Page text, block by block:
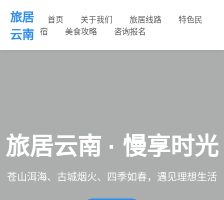
旅居
云南
首页 关于我们 旅居线路
特色民
宿
美食攻略 咨询报名
旅居云南 · 慢享时光
苍山洱海、古城烟火、四季如春，遇见理想生活